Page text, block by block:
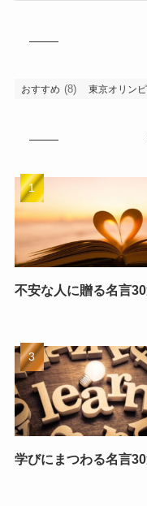
おすすめ (8) 東京オリン
不安な人に贈る名言
学びにまつわる名言